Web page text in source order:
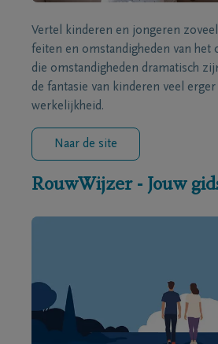
Vertel kinderen en jongeren
feiten en omstandigheden van het
die omstandigheden dramatisch
de fantasie van kinderen veel erger
werkelijkheid.
Naar de site
RouwWijzer - Jouw